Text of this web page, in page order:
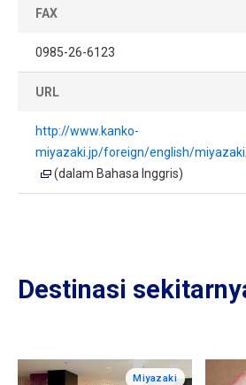
FAX
0985-26-6123
URL
http://www.kanko-
miyazaki.jp/foreign/english/
(dalam Bahasa Inggris)
Destinasi
Miyazaki